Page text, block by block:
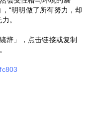
“明明做了所有努力，却
。
辞」，点击链接或复制